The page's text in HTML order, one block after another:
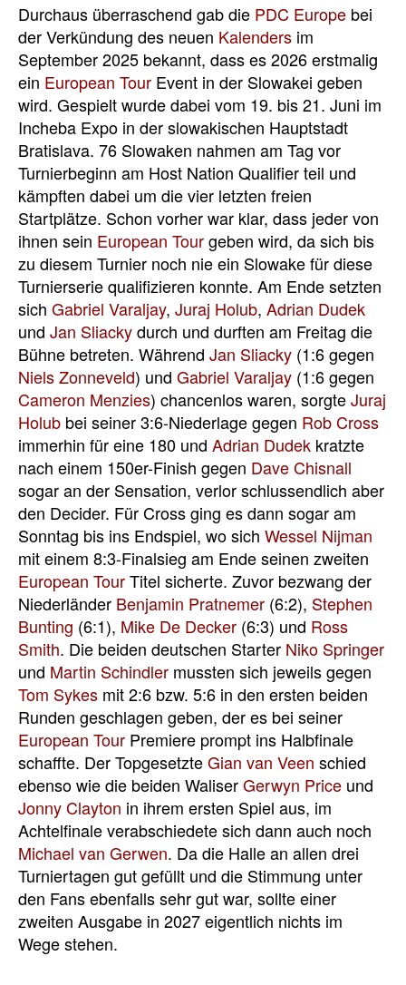
Durchaus überraschend gab die PDC Europe bei
der Verkündung des neuen Kalenders im
September 2025 bekannt, dass es 2026 erstmalig
ein European Tour Event in der Slowakei geben
wird. Gespielt wurde dabei vom 19. bis 21. Juni im
Incheba Expo in der slowakischen Hauptstadt
Bratislava. 76 Slowaken nahmen am Tag vor
Turnierbeginn am Host Nation Qualifier teil und
kämpften dabei um die vier letzten freien
Startplätze. Schon vorher war klar, dass jeder von
ihnen sein European Tourgeben wird, da sich bis
zu diesem Turnier noch nie ein Slowake für diese
Turnierserie qualifizieren konnte. Am Ende setzten
sich Gabriel Varaljay, Juraj Holub, Adrian Dudek
und Jan Sliackydurch und durften am Freitag die
Bühne betreten. Während Jan Sliacky (1:6 gegen
Niels Zonneveld) und Gabriel Varaljay (1:6 gegen
Cameron Menzies) chancenlos waren, sorgteJuraj
Holub bei seiner 3:6-Niederlage gegen Rob Cross
immerhin für eine 180 und Adrian Dudek kratzte
nach einem 150er-Finish gegen Dave Chisnall
sogar an der Sensation, verlor schlussendlich aber
den Decider. Für Cross ging es dann sogar am
Sonntag bis ins Endspiel, wo sich Wessel Nijman
mit einem 8:3-Finalsieg am Ende seinen zweiten
European TourTitel sicherte. Zuvor bezwang der
Niederländer Benjamin Pratnemer (6:2), Stephen
Bunting (6:1), Mike De Decker (6:3) und Ross
Smith. Die beiden deutschen Starter Niko Springer
und Martin Schindler mussten sich jeweils gegen
Tom Sykes mit 2:6 bzw. 5:6 in den ersten beiden
Runden geschlagen geben, der es bei seiner
European Tour Premiere prompt ins Halbfinale
schaffte. Der TopgesetzteGian van Veen schied
ebenso wie die beiden WaliserGerwyn Price und
Jonny Clayton in ihrem ersten Spiel aus, im
Achtelfinale verabschiedete sich dann auch noch
Michael van Gerwen. Da die Halle an allen drei
Turniertagen gut gefüllt und die Stimmung unter
den Fans ebenfalls sehr gut war, sollte einer
zweiten Ausgabe in 2027 eigentlich nichts im
Wege stehen.